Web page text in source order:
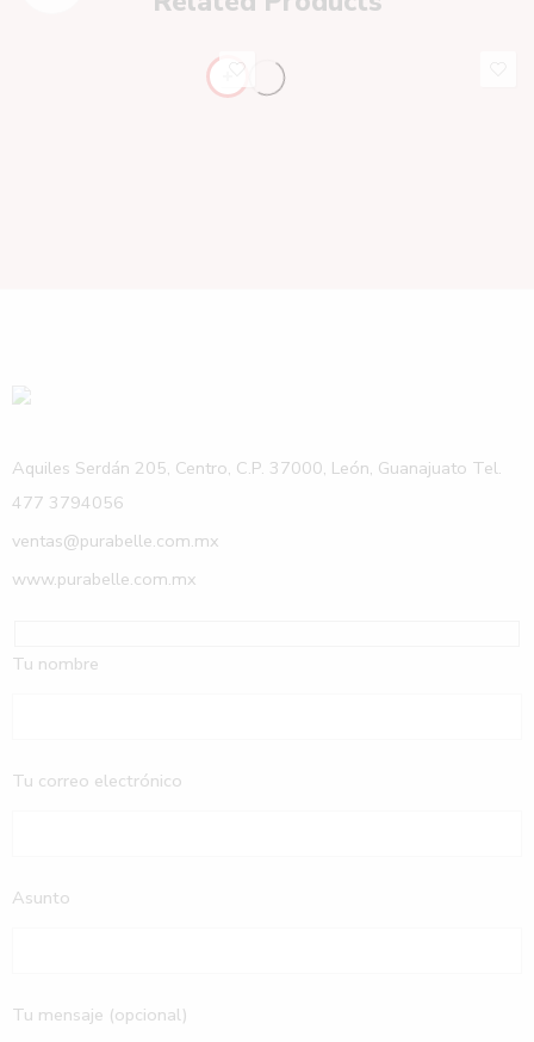
Aquiles Serdán 205, Centro, C.P. 37000, León, Guanajuato Tel.
477 3794056
ventas@purabelle.com.mx
www.purabelle.com.mx
Tu nombre
Tu correo electrónico
Asunto
Tu mensaje (opcional)